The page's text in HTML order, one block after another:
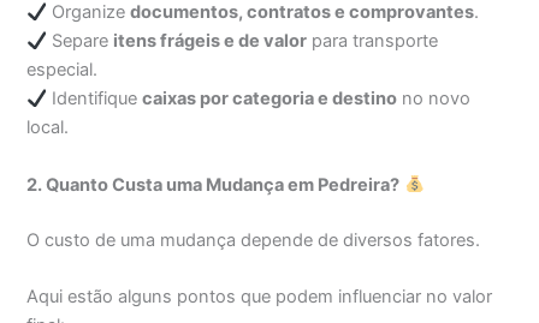
Organizedocumentos, contratos e comprovantes.
Separe itens frágeis e de valor para transporte
especial.
Identifiquecaixas por categoria e destino no novo
local.
2. Quanto Custa uma Mudança em Pedreira?
O custo de uma mudança depende de diversos fatores.
Aqui estão alguns pontos que podem influenciar no valor